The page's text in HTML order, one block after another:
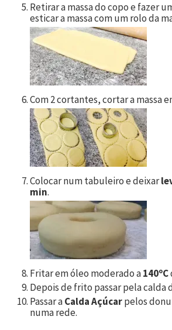
Retirar a massa do copo e fazer
esticar a massa com um rolo da
Com 2 cortantes, cortar a massa
Colocar num tabuleiro e deixar
min.
Fritar em óleo moderado a140ºC
Depois de frito passar pela calda
Passar aCalda Açúcarpelos
numa rede.